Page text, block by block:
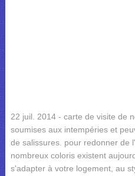
22 juil. 2014 - carte de visite de
soumises aux intempéries et
de salissures. pour redonner de
nombreux coloris existent
s'adapter à votre logement, au